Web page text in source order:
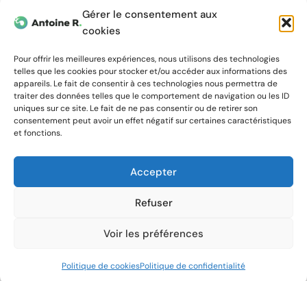
Gérer le consentement aux
cookies
Pour offrir les meilleures expériences, nous utilisons des technologies
telles que les cookies pour stocker et/ou accéder aux informations des
appareils. Le fait de consentir à ces technologies nous permettra de
traiter des données telles que le comportement de navigation ou les ID
uniques sur ce site. Le fait de ne pas consentir ou de retirer son
consentement peut avoir un effet négatif sur certaines caractéristiques
et fonctions.
Accepter
Refuser
Voir les préférences
Politique de cookiesPolitique de confidentialité
image !
Informations
Simulateur de prix
Réalisations
Blog
Prestations
Site e-commerce
SEO